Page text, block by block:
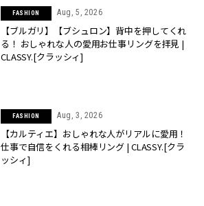
FASHION Aug, 5, 2026
【ブルガリ】【ブシュロン】背中を押してくれ
る！ おしゃれな人の愛用お仕事リングを拝見 |
CLASSY.[クラッシィ]
FASHION Aug, 3, 2026
【カルティエ】おしゃれな人がリアルに愛用！
仕事で自信をくれる相棒リング | CLASSY.[クラ
ッシィ]